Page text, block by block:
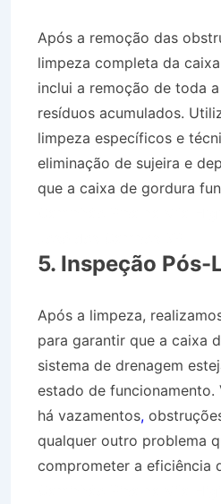
Após a remoção das
limpeza completa da
inclui a remoção de toda
resíduos acumulados.
limpeza específicos e
eliminação de sujeira e
que a caixa de gordura
5. Inspeção Pós-
Após a limpeza,
para garantir que a caixa
sistema de drenagem
estado de funcionamento.
há vazamentos,
qualquer outro problema
comprometer a eficiência